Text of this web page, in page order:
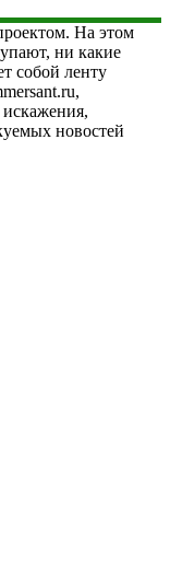
На этом
ни какие
собой ленту
новостей